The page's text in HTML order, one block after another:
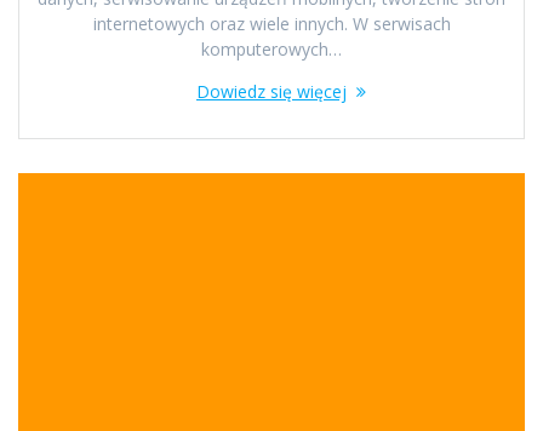
internetowych oraz wiele innych. W serwisach
komputerowych…
Dowiedz się więcej